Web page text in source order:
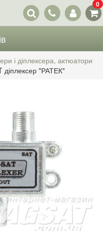
Наші
контакти
0
і діплексера, актюатори
діплексер "РАТЕК"